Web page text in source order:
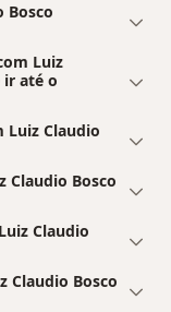
Bosco
Luiz
ir até o
Luiz Claudio
Claudio Bosco
Claudio
Claudio Bosco